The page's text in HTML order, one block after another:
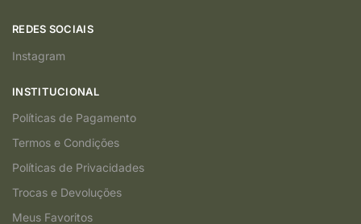
REDES SOCIAIS
Instagram
INSTITUCIONAL
Políticas de Pagamento
Termos e Condições
Políticas de Privacidades
Trocas e Devoluções
Meus Favoritos